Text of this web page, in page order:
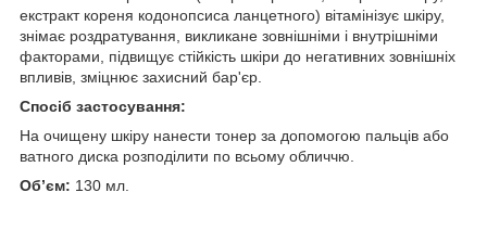
екстракт кореня кодонопсиса ланцетного) вітамінізує шкіру,
знімає роздратування, викликане зовнішніми і внутрішніми
факторами, підвищує стійкість шкіри до негативних зовнішніх
впливів, зміцнює захисний бар'єр.
Спосіб застосування:
На очищену шкіру нанести тонер за допомогою пальців або
ватного диска розподілити по всьому обличчю.
Об’єм: 130 мл.